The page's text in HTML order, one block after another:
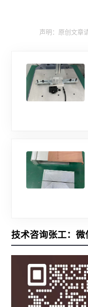
声明：原创文章
技术咨询张工：微